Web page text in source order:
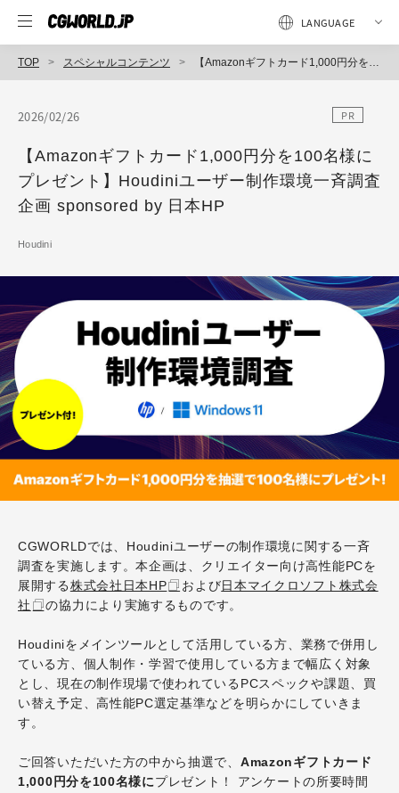
TOP スペシャルコンテンツ 【Amazonギフトカード1,000円分を100名様にプレゼント】Houdiniユーザー制作環境一斉調査企画 sponsored by 日本HP
2026/02/26 PR
【Amazonギフトカード1,000円分を100名様に
プレゼント】Houdiniユーザー制作環境一斉調査
企画 sponsored by 日本HP
Houdini
CGWORLDでは、Houdiniユーザーの制作環境に関する一斉
調査を実施します。本企画は、クリエイター向け高性能PCを
展開する株式会社日本HP および日本マイクロソフト株式会
社
の協力により実施するものです。
Houdiniをメインツールとして活用している方、業務で併用し
ている方、個人制作・学習で使用している方まで幅広く対象
とし、現在の制作現場で使われているPCスペックや課題、買
い替え予定、高性能PC選定基準などを明らかにしていきま
す。
ご回答いただいた方の中から抽選で、 Amazonギフトカード
1,000円分を100名様にプレゼント！ アンケートの所要時間